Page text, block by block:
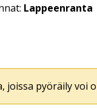
Lappeenranta
pyöräily voi